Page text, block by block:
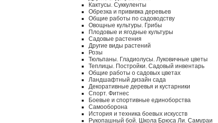
Кактусы. Суккуленты
Обрезка и прививка деревьев
Общие работы по садоводству
Овощные культуры. Грибы
Плодовые и ягодные культуры
Садовые растения
Другие виды растений
Розы
Тюльпаны. Гладиолусы. Луковичные цветы
Теплицы. Постройки. Садовый инвентарь
Общие работы о садовых цветах
Ландшафтный дизайн сада
Декоративные деревья и кустарники
Спорт. Фитнес
Боевые и спортивные единоборства
Самооборона
История и техника боевых искусств
Рукопашный бой. Школа Брюса Ли. Самураи